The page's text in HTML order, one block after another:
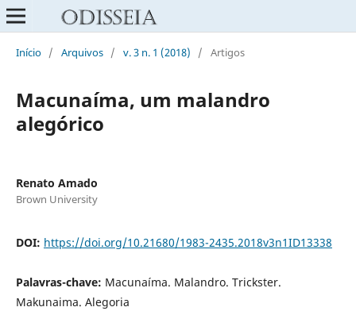
Início / Arquivos / v. 3 n. 1 (2018) / Artigos
Macunaíma, um malandro
alegórico
Renato Amado
Brown University
DOI: https://doi.org/10.21680/1983-2435.2018v3n1ID13338
Palavras-chave: Macunaíma. Malandro. Trickster.
Makunaima. Alegoria